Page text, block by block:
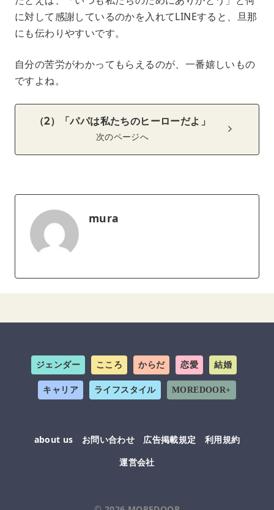
に対して感謝しているのかを入れてLINEすると、旦那
にも伝わりやすいです。
自分の苦労がわかってもらえるのが、一番嬉しいもの
ですよね。
（2）「パパは私たちのヒーローだよ」
次のページへ
mura
ジェンダー こころ からだ 恋愛 結婚
キャリア ライフスタイル MOREDOOR+
about us お問い合わせ 広告掲載規定
利用規約
運営会社